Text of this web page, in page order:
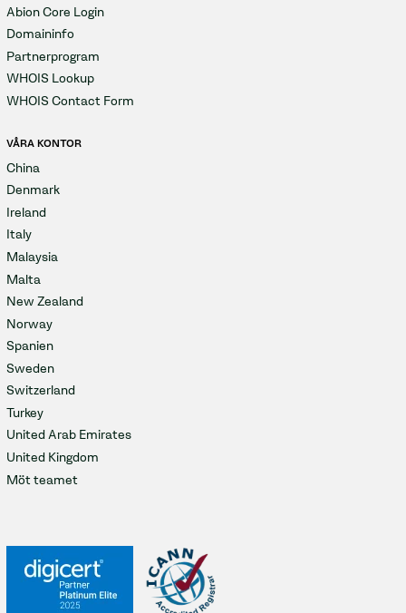
Abion Core Login
Domaininfo
Partnerprogram
WHOIS Lookup
WHOIS Contact Form
VÅRA KONTOR
China
Denmark
Ireland
Italy
Malaysia
Malta
New Zealand
Norway
Spanien
Sweden
Switzerland
Turkey
United Arab Emirates
United Kingdom
Möt teamet